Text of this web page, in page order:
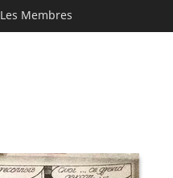
Les Membres